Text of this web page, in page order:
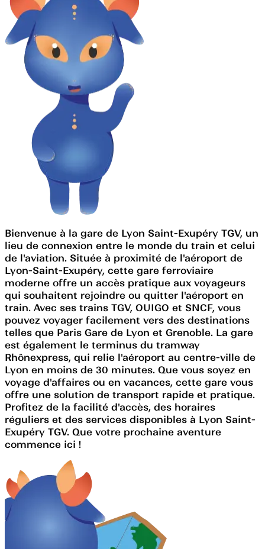
Bienvenue à la gare de Lyon Saint-Exupéry TGV, un
lieu de connexion entre le monde du train et celui
de l'aviation. Située à proximité de l'aéroport de
Lyon-Saint-Exupéry, cette gare ferroviaire
moderne offre un accès pratique aux voyageurs
qui souhaitent rejoindre ou quitter l'aéroport en
train. Avec ses trains TGV, OUIGO et SNCF, vous
pouvez voyager facilement vers des destinations
telles que Paris Gare de Lyon et Grenoble. La gare
est également le terminus du tramway
Rhônexpress, qui relie l'aéroport au centre-ville de
Lyon en moins de 30 minutes. Que vous soyez en
voyage d'affaires ou en vacances, cette gare vous
offre une solution de transport rapide et pratique.
Profitez de la facilité d'accès, des horaires
réguliers et des services disponibles à Lyon Saint-
Exupéry TGV. Que votre prochaine aventure
commence ici !